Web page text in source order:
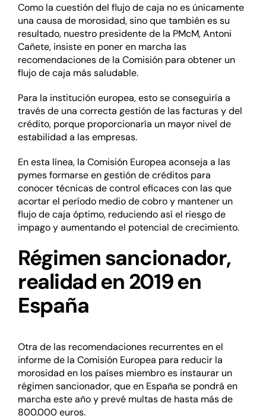
Como la cuestión del flujo de caja no es únicamente
una causa de morosidad, sino que también es su
resultado, nuestro presidente de la PMcM, Antoni
Cañete, insiste en poner en marcha las
recomendaciones de la Comisión para obtener un
flujo de caja más saludable.
Para la institución europea, esto se conseguiría a
través de una correcta gestión de las facturas y del
crédito, porque proporcionaría un mayor nivel de
estabilidad a las empresas.
En esta línea, la Comisión Europea aconseja a las
pymes formarse en gestión de créditos para
conocer técnicas de control eficaces con las que
acortar el período medio de cobro y mantener un
flujo de caja óptimo, reduciendo así el riesgo de
impago y aumentando el potencial de crecimiento.
Régimen sancionador,
realidad en 2019 en
España
Otra de las recomendaciones recurrentes en el
informe de la Comisión Europea para reducir la
morosidad en los países miembro es instaurar un
régimen sancionador, que en España se pondrá en
marcha este año y prevé multas de hasta más de
800.000 euros.